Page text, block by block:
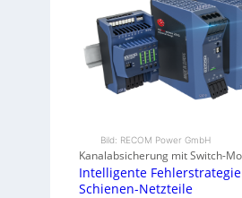
Bild: RECOM Power GmbH
Kanalabsicherung mit Switch-
Intelligente
Schienen-Netzteile